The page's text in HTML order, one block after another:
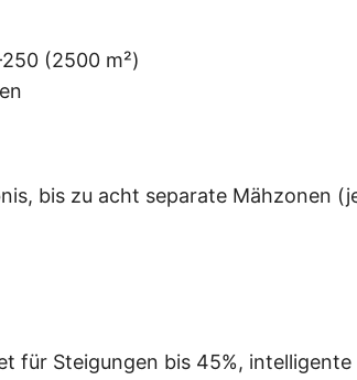
(2500 m²)
bis zu acht separate Mähzonen
Steigungen bis 45%,